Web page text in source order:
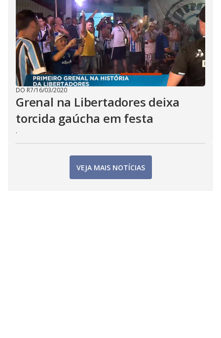
DO R7/16/03/2020
Grenal na Libertadores deixa
torcida gaúcha em festa
.
VEJA MAIS NOTÍCIAS